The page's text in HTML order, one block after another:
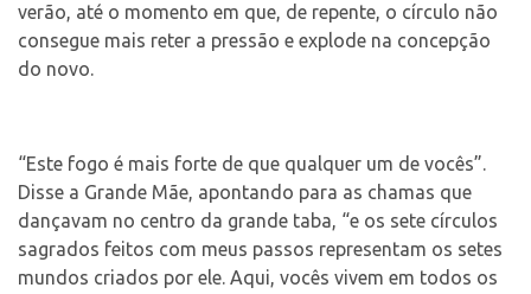
verão, até o momento em que, de repente, o círculo não
consegue mais reter a pressão e explode na concepção
do novo.
“Este fogo é mais forte de que qualquer um de vocês”.
Disse a Grande Mãe, apontando para as chamas que
dançavam no centro da grande taba, “e os sete círculos
sagrados feitos com meus passos representam os setes
mundos criados por ele. Aqui, vocês vivem em todos os